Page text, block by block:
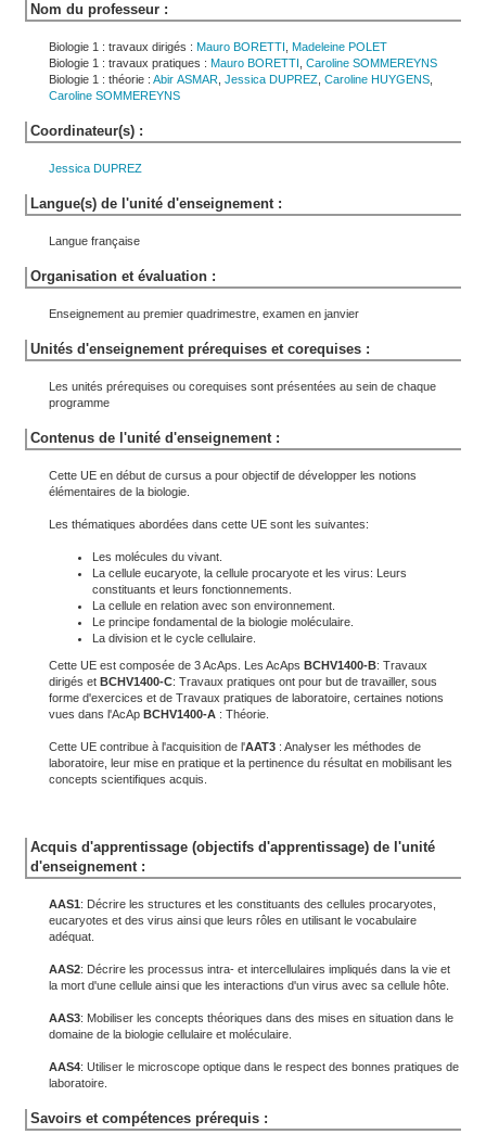
Nom du professeur :
Biologie 1 : travaux dirigés : Mauro BORETTI Madeleine POLET
Biologie 1 : travaux pratiques : Mauro BORETTI Caroline SOMMEREYNS
Biologie 1 : théorie : Abir ASMAR Jessica DUPREZ Caroline HUYGENS
Caroline SOMMEREYNS
Coordinateur(s) :
Jessica DUPREZ
Langue(s) de l'unité d'enseignement :
Langue française
Organisation et évaluation :
Enseignement au premier quadrimestre, examen en janvier
Unités d'enseignement prérequises et corequises :
Les unités prérequises ou corequises sont présentées au sein de chaque
programme
Contenus de l'unité d'enseignement :
Cette UE en début de cursus a pour objectif de développer les notions
élémentaires de la biologie.
Les thématiques abordées dans cette UE sont les suivantes:
Les molécules du vivant.
La cellule eucaryote, la cellule procaryote et les virus: Leurs
constituants et leurs fonctionnements.
La cellule en relation avec son environnement.
Le principe fondamental de la biologie moléculaire.
La division et le cycle cellulaire.
Cette UE est composée de 3 AcAps. Les AcAps BCHV1400-B: Travaux
dirigés et BCHV1400-C: Travaux pratiques ont pour but de travailler, sous
forme d'exercices et de Travaux pratiques de laboratoire, certaines notions
vues dans l'AcAp BCHV1400-A : Théorie.
Cette UE contribue à l'acquisition de l'AAT3 : Analyser les méthodes de
laboratoire, leur mise en pratique et la pertinence du résultat en mobilisant les
concepts scientifiques acquis.
Acquis d'apprentissage (objectifs d'apprentissage) de l'unité
d'enseignement :
AAS1: Décrire les structures et les constituants des cellules procaryotes,
eucaryotes et des virus ainsi que leurs rôles en utilisant le vocabulaire
adéquat.
AAS2: Décrire les processus intra- et intercellulaires impliqués dans la vie et
la mort d'une cellule ainsi que les interactions d'un virus avec sa cellule hôte.
AAS3: Mobiliser les concepts théoriques dans des mises en situation dans le
domaine de la biologie cellulaire et moléculaire.
AAS4: Utiliser le microscope optique dans le respect des bonnes pratiques de
laboratoire.
Savoirs et compétences prérequis :